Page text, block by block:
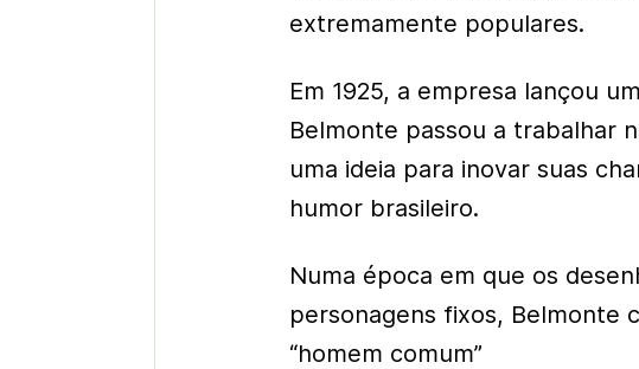
extremamente populares.
Em 1925, a empresa lançou
Belmonte passou a trabalhar
uma ideia para inovar suas
humor brasileiro.
Numa época em que os
personagens fixos, Belmonte
“homem comum”